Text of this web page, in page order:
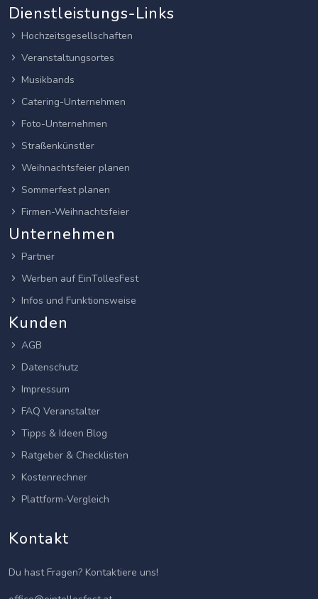
Dienstleistungs-Links
Hochzeitsgesellschaften
Veranstaltungsortes
Musikbands
Catering-Unternehmen
Foto-Unternehmen
Straßenkünstler
Weihnachtsfeier planen
Sommerfest planen
Firmen-Weihnachtsfeier
Unternehmen
Partner
Werben auf EinTollesFest
Infos und Funktionsweise
Kunden
AGB
Datenschutz
Impressum
FAQ Veranstalter
Tipps & Ideen Blog
Ratgeber & Checklisten
Kostenrechner
Plattform-Vergleich
Kontakt
Du hast Fragen? Kontaktiere uns!